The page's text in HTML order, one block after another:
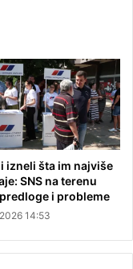
izneli šta im najviše
SNS na terenu
i probleme
14:53